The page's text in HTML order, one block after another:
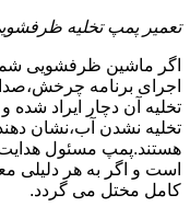
تعمیر پمپ تخلیه
اگر ماشین ظرفشویی شما
اجرای برنامه
تخلیه آن دچار ایراد شده
تخلیه نشدن آب،نشان
هستند.پمپ مسئول
است و اگر به هر
کامل مختل می گردد.